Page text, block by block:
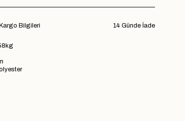
14 Günde İade
Kargo Bilgileri